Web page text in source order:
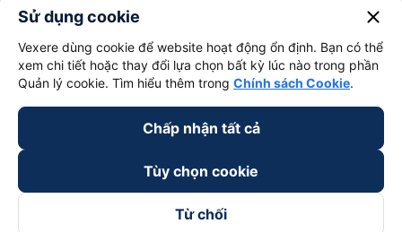
Sử dụng cookie close
Vexere dùng cookie để website hoạt động ổn định. Bạn có thể
xem chi tiết hoặc thay đổi lựa chọn bất kỳ lúc nào trong phần
Quản lý cookie. Tìm hiểu thêm trong Chính sách Cookie.
Chấp nhận tất cả
Tùy chọn cookie
Từ chối